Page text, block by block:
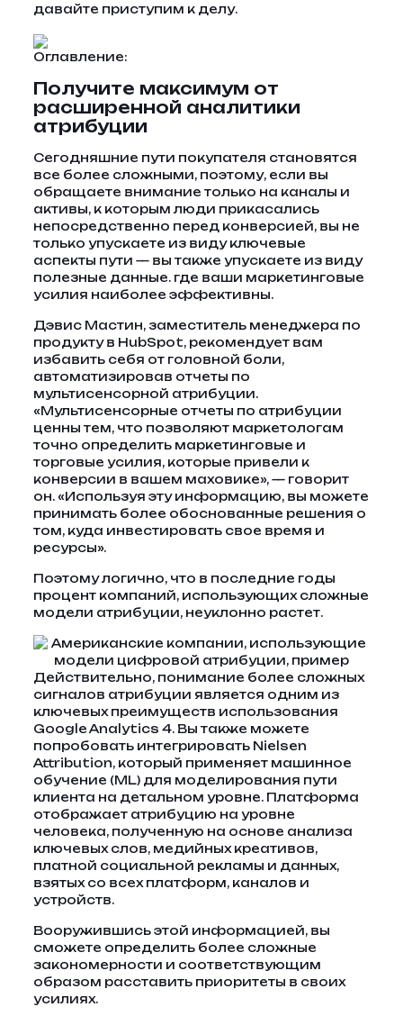
давайте приступим к делу.
Оглавление:
Получите максимум от
расширенной аналитики
атрибуции
Сегодняшние пути покупателя становятся
все более сложными, поэтому, если вы
обращаете внимание только на каналы и
активы, к которым люди прикасались
непосредственно перед конверсией, вы не
только упускаете из виду ключевые
аспекты пути — вы также упускаете из виду
полезные данные. где ваши маркетинговые
усилия наиболее эффективны.
Дэвис Мастин, заместитель менеджера по
продукту в HubSpot, рекомендует вам
избавить себя от головной боли,
автоматизировав отчеты по
мультисенсорной атрибуции.
«Мультисенсорные отчеты по атрибуции
ценны тем, что позволяют маркетологам
точно определить маркетинговые и
торговые усилия, которые привели к
конверсии в вашем маховике», — говорит
он. «Используя эту информацию, вы можете
принимать более обоснованные решения о
том, куда инвестировать свое время и
ресурсы».
Поэтому логично, что в последние годы
процент компаний, использующих сложные
модели атрибуции, неуклонно растет.
Действительно, понимание более сложных
сигналов атрибуции является одним из
ключевых преимуществ использования
Google Analytics 4. Вы также можете
попробовать интегрировать Nielsen
Attribution, который применяет машинное
обучение (ML) для моделирования пути
клиента на детальном уровне. Платформа
отображает атрибуцию на уровне
человека, полученную на основе анализа
ключевых слов, медийных креативов,
платной социальной рекламы и данных,
взятых со всех платформ, каналов и
устройств.
Вооружившись этой информацией, вы
сможете определить более сложные
закономерности и соответствующим
образом расставить приоритеты в своих
усилиях.